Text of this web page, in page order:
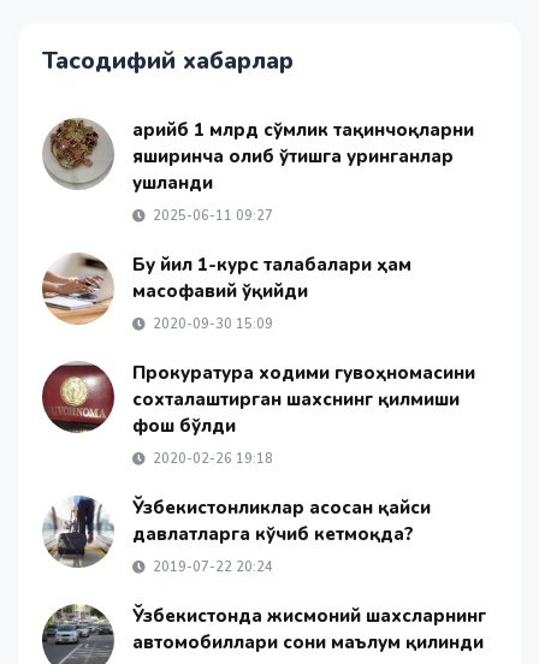
Тасодифий хабарлар
Қарийб 1 млрд сўмлик тақинчоқларни
яширинча олиб ўтишга уринганлар
ушланди
2025-06-11 09:27
Бу йил 1-курс талабалари ҳам
масофавий ўқийди
2020-09-30 15:09
Прокуратура ходими гувоҳномасини
сохталаштирган шахснинг қилмиши
фош бўлди
2020-02-26 19:18
Ўзбекистонликлар асосан қайси
давлатларга кўчиб кетмоқда?
2019-07-22 20:24
Ўзбекистонда жисмоний шахсларнинг
автомобиллари сони маълум қилинди